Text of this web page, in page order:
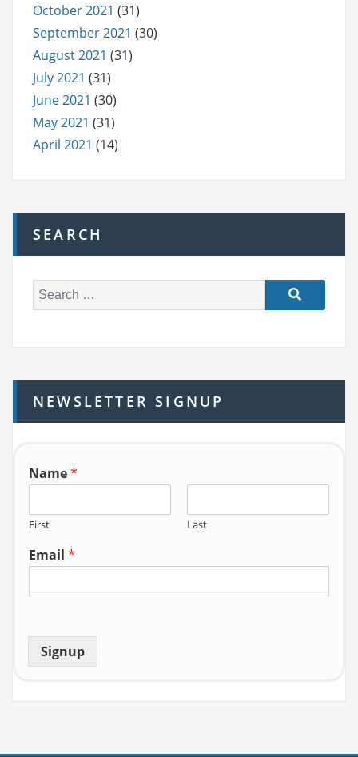
October 2021 (31)
September 2021 (30)
August 2021 (31)
July 2021 (31)
June 2021 (30)
May 2021 (31)
April 2021 (14)
SEARCH
e
h
f
o
NEWSLETTER SIGNUP
Name*
First Last
Email *
Signup